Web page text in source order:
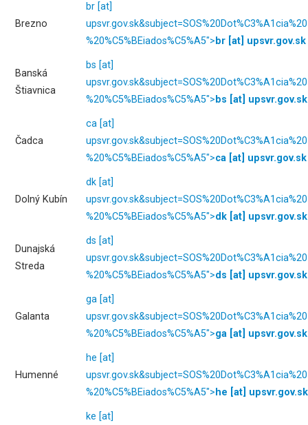
Brezno
br [at]
upsvr.gov.sk
%20%C5%BEiados%C5%A5">br [at] upsvr.gov.sk
Banská
Štiavnica
bs [at]
upsvr.gov.sk
%20%C5%BEiados%C5%A5">bs [at] upsvr.gov.sk
Čadca
ca [at]
upsvr.gov.sk
%20%C5%BEiados%C5%A5">ca [at] upsvr.gov.sk
Dolný Kubín
dk [at]
upsvr.gov.sk
%20%C5%BEiados%C5%A5">dk [at] upsvr.gov.sk
Dunajská
Streda
ds [at]
upsvr.gov.sk
%20%C5%BEiados%C5%A5">ds [at] upsvr.gov.sk
Galanta
ga [at]
upsvr.gov.sk
%20%C5%BEiados%C5%A5">ga [at] upsvr.gov.sk
Humenné
he [at]
upsvr.gov.sk
%20%C5%BEiados%C5%A5"> he [at] upsvr.gov.sk
ke [at]